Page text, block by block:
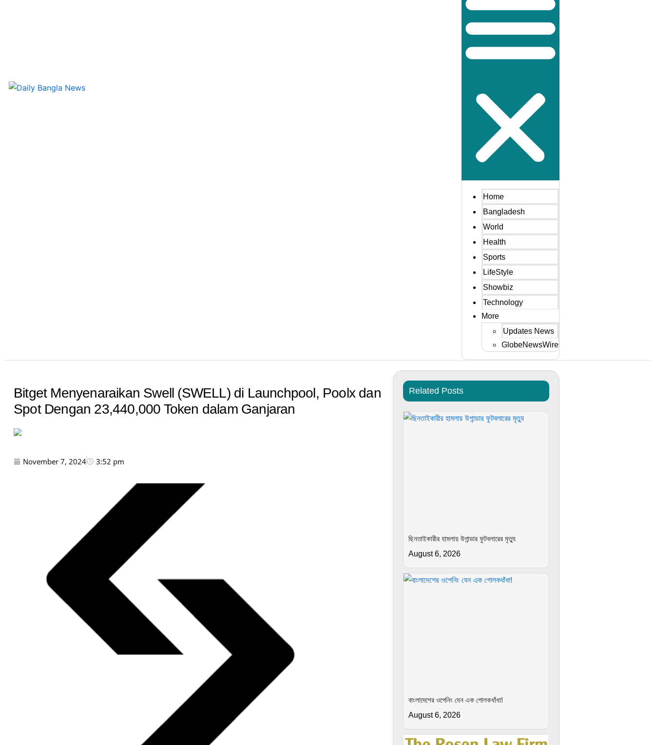
Home
Bangladesh
World
Health
Sports
LifeStyle
Showbiz
Technology
More
Updates News
GlobeNewsWire
Bitget Menyenaraikan Swell (SWELL) di Launchpool, Poolx dan
Spot Dengan 23,440,000 Token dalam Ganjaran
November 7, 2024 3:52 pm
Related Posts
ছিনতাইকারীর হামলায় উগান্ডার ফুটবলারের মৃত্যু
August 6, 2026
বাংলাদেশের ওপেনিং যেন এক গোলকধাঁধা!
August 6, 2026